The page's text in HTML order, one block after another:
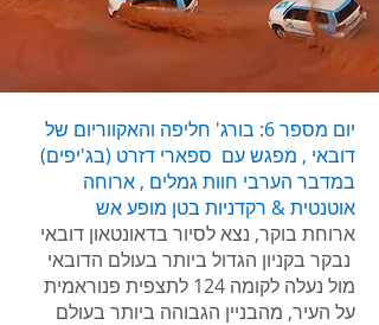
י
ום מספר 6: בורג' חליפה והאקווריום של
דובאי , מפגש עם ספארי דזרט (בג'יפים)
במדבר הערבי חוות גמלים , ארוחה
אוטנטית & רקדניות בטן מופע אש
ארוחת בוקר, נצא לסיור בדאונטאון דובאי
נבקר בקניון הגדול ביותר בעולם הדובאי
מול נעלה לקומה 124 לתצפית פנוראמית
על העיר, מהבניין הגבוהה ביותר בעולם